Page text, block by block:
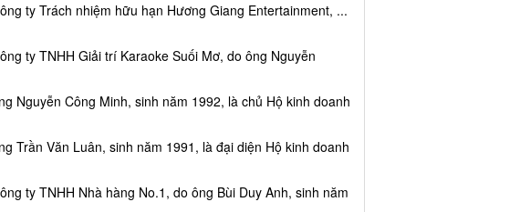
ty Trách nhiệm hữu hạn Hương Giang Entertainment, ...
ty TNHH Giải trí Karaoke Suối Mơ, do ông Nguyễn
Nguyễn Công Minh, sinh năm 1992, là chủ Hộ kinh doanh
Trần Văn Luân, sinh năm 1991, là đại diện Hộ kinh doanh
ty TNHH Nhà hàng No.1, do ông Bùi Duy Anh, sinh năm